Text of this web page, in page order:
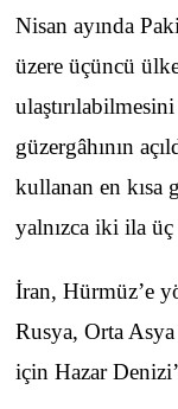
Nisan ayında
üzere üçüncü
güzergâhının
kullanan en kısa
yalnızca iki ila
İran, Hürmüz’e
Rusya, Orta
için Hazar